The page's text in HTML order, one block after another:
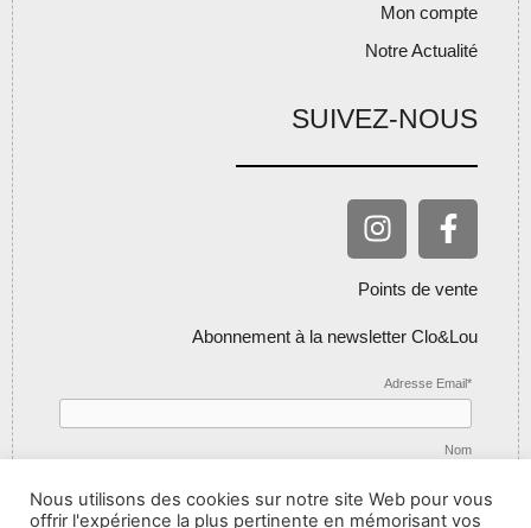
Mon compte
Notre Actualité
SUIVEZ-NOUS
Points de vente
Abonnement à la newsletter Clo&Lou
Adresse Email*
Nom
Nous utilisons des cookies sur notre site Web pour vous
offrir l'expérience la plus pertinente en mémorisant vos